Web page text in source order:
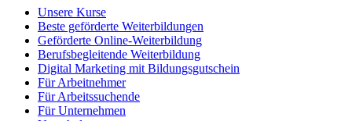
Unsere Kurse
Beste geförderte Weiterbildungen
Geförderte Online-Weiterbildung
Berufsbegleitende Weiterbildung
Digital Marketing mit Bildungsgutschein
Für Arbeitnehmer
Für Arbeitssuchende
Für Unternehmen